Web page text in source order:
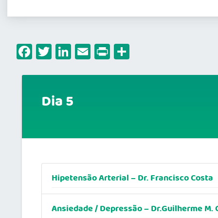
Facebook
Twitter
LinkedIn
Email
Print
Dia 5
Hipetensão Arterial – Dr. Francisco Costa
Ansiedade / Depressão – Dr.Guilherme M.